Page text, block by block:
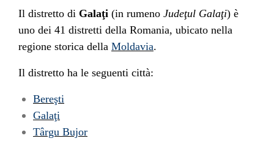
Il distretto di Galaţi (in rumeno Judeţul Galaţi) è
uno dei 41 distretti della Romania, ubicato nella
regione storica della Moldavia.
Il distretto ha le seguenti città:
Bereşti
Galaţi
Târgu Bujor